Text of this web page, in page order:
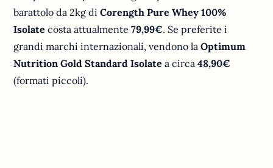
barattolo da 2kg diCorength Pure Whey 100%
Isolate costa attualmente79,99€. Se preferite i
grandi marchi internazionali, vendono laOptimum
Nutrition Gold Standard Isolate a circa48,90€
(formati piccoli).